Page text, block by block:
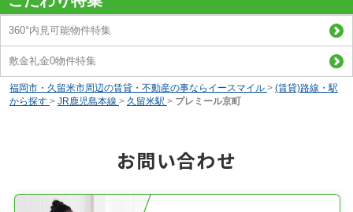
360°内見可能物件特集
敷金礼金0物件特集
福岡市・久留米市周辺の賃貸・不動産の事ならイースマイル > (賃貸)路線・駅
から探す > JR鹿児島本線 > 久留米駅 > プレミール京町
お問い合わせ